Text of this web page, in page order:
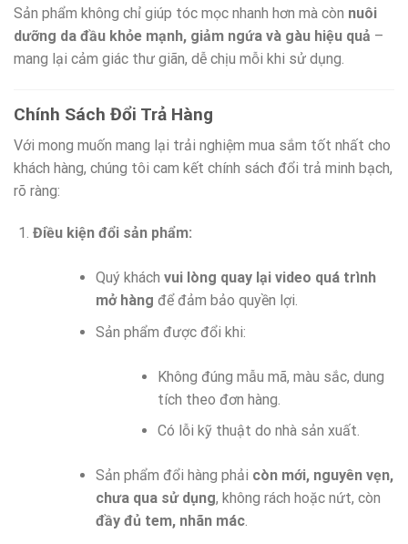
Sản phẩm không chỉ giúp tóc mọc nhanh hơn mà còn nuôi
dưỡng da đầu khỏe mạnh, giảm ngứa và gàu hiệu quả –
mang lại cảm giác thư giãn, dễ chịu mỗi khi sử dụng.
Chính Sách Đổi Trả Hàng
Với mong muốn mang lại trải nghiệm mua sắm tốt nhất cho
khách hàng, chúng tôi cam kết chính sách đổi trả minh bạch,
rõ ràng:
Điều kiện đổi sản phẩm:
Quý khách vui lòng quay lại video quá trình
mở hàng để đảm bảo quyền lợi.
Sản phẩm được đổi khi:
Không đúng mẫu mã, màu sắc, dung
tích theo đơn hàng.
Có lỗi kỹ thuật do nhà sản xuất.
Sản phẩm đổi hàng phải còn mới, nguyên vẹn,
chưa qua sử dụng, không rách hoặc nứt, còn
đầy đủ tem, nhãn mác.